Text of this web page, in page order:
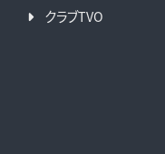
クラブTVO